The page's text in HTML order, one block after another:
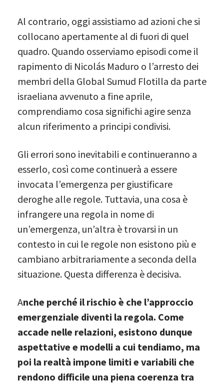
Al contrario, oggi assistiamo ad azioni che si
collocano apertamente al di fuori di quel
quadro. Quando osserviamo episodi come il
rapimento di Nicolás Maduro o l’arresto dei
membri della Global Sumud Flotilla da parte
israeliana avvenuto a fine aprile,
comprendiamo cosa significhi agire senza
alcun riferimento a principi condivisi.
Gli errori sono inevitabili e continueranno a
esserlo, così come continuerà a essere
invocata l’emergenza per giustificare
deroghe alle regole. Tuttavia, una cosa è
infrangere una regola in nome di
un’emergenza, un’altra è trovarsi in un
contesto in cui le regole non esistono più e
cambiano arbitrariamente a seconda della
situazione. Questa differenza è decisiva.
Anche perché il rischio è che l’approccio
emergenziale diventi la regola. Come
accade nelle relazioni, esistono dunque
aspettative e modelli a cui tendiamo, ma
poi la realtà impone limiti e variabili che
rendono difficile una piena coerenza tra